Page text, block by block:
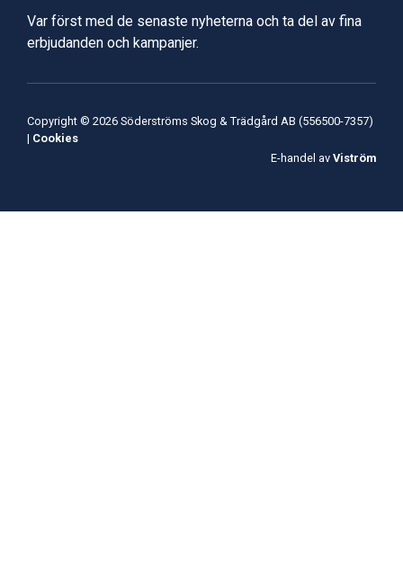
Var först med de senaste nyheterna och ta del av fina
erbjudanden och kampanjer.
Copyright © 2026 Söderströms Skog & Trädgård AB (556500-7357)
| Cookies
E-handel av Viström